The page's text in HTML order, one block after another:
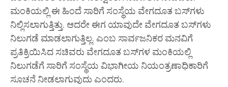
ಮಂಕಿಯಲ್ಲಿ ಈ ಹಿಂದೆ ಸಾರಿಗೆ ಸಂಸ್ಥೆಯ ವೇಗದೂತ ಬಸ್‌ಗಳು
ನಿಲ್ಲಿಸಲಾಗುತ್ತಿತ್ತು. ಆದರೇ ಈಗ ಯಾವುದೇ ವೇಗದೂತ ಬಸ್‌ಗಳು
ನಿಲುಗಡೆ ಮಾಡಲಾಗುತ್ತಿಲ್ಲ. ಎಂಬ ಸಾರ್ವಜನಿಕರ ಮನವಿಗೆ
ಪ್ರತಿಕ್ರಿಯಿಸಿದ ಸಚಿವರು ವೇಗದೂತ ಬಸ್‌ಗಳ ಮಂಕಿಯಲ್ಲಿ
ನಿಲುಗಡೆಗೆ ಸಾರಿಗೆ ಸಂಸ್ಥೆಯ ವಿಭಾಗೀಯ ನಿಯಂತ್ರಣಾಧಿಕಾರಿಗೆ
ಸೂಚನೆ ನೀಡಲಾಗುವುದು ಎಂದರು.